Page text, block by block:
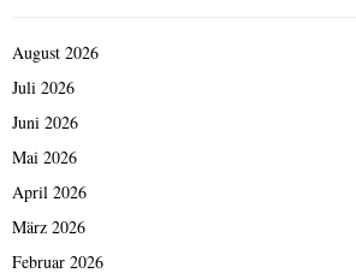
August 2026
Juli 2026
Juni 2026
Mai 2026
April 2026
März 2026
Februar 2026